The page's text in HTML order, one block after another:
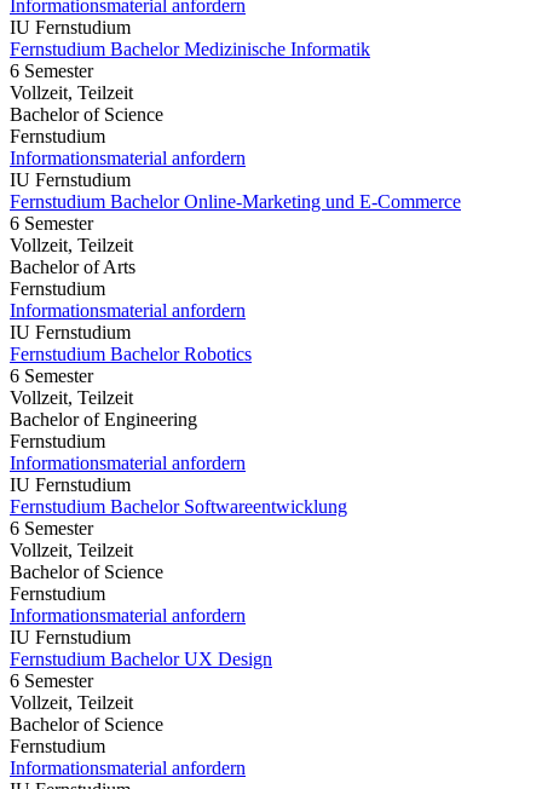
Informationsmaterial anfordern
IU Fernstudium
Fernstudium Bachelor Medizinische Informatik
6 Semester
Vollzeit, Teilzeit
Bachelor of Science
Fernstudium
Informationsmaterial anfordern
IU Fernstudium
Fernstudium Bachelor Online-Marketing und E-Commerce
6 Semester
Vollzeit, Teilzeit
Bachelor of Arts
Fernstudium
Informationsmaterial anfordern
IU Fernstudium
Fernstudium Bachelor Robotics
6 Semester
Vollzeit, Teilzeit
Bachelor of Engineering
Fernstudium
Informationsmaterial anfordern
IU Fernstudium
Fernstudium Bachelor Softwareentwicklung
6 Semester
Vollzeit, Teilzeit
Bachelor of Science
Fernstudium
Informationsmaterial anfordern
IU Fernstudium
Fernstudium Bachelor UX Design
6 Semester
Vollzeit, Teilzeit
Bachelor of Science
Fernstudium
Informationsmaterial anfordern